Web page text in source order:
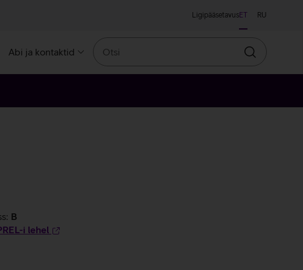
LigipääsetavusET RU
Abi ja kontaktid
Otsin
B
i lehel